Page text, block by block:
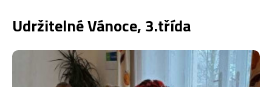
Udržitelné Vánoce, 3.třída